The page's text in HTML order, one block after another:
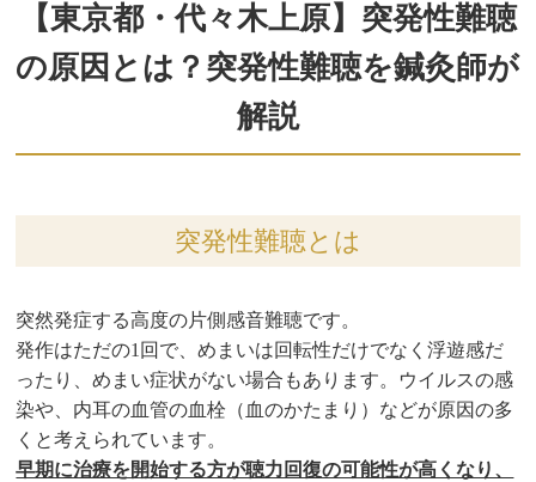
【東京都・代々木上原】突発性難聴
の原因とは？突発性難聴を鍼灸師が
解説
突発性難聴とは
突然発症する高度の片側感音難聴です。
発作はただの1回で、めまいは回転性だけでなく浮遊感だ
ったり、めまい症状がない場合もあります。ウイルスの感
染や、内耳の血管の血栓（血のかたまり）などが原因の多
くと考えられています。
早期に治療を開始する方が聴力回復の可能性が高くなり、